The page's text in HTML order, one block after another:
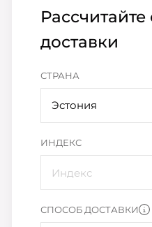
Рассчитайте
доставки
СТРАНА
Эстония
ИНДЕКС
СПОСОБ ДОСТАВКИ